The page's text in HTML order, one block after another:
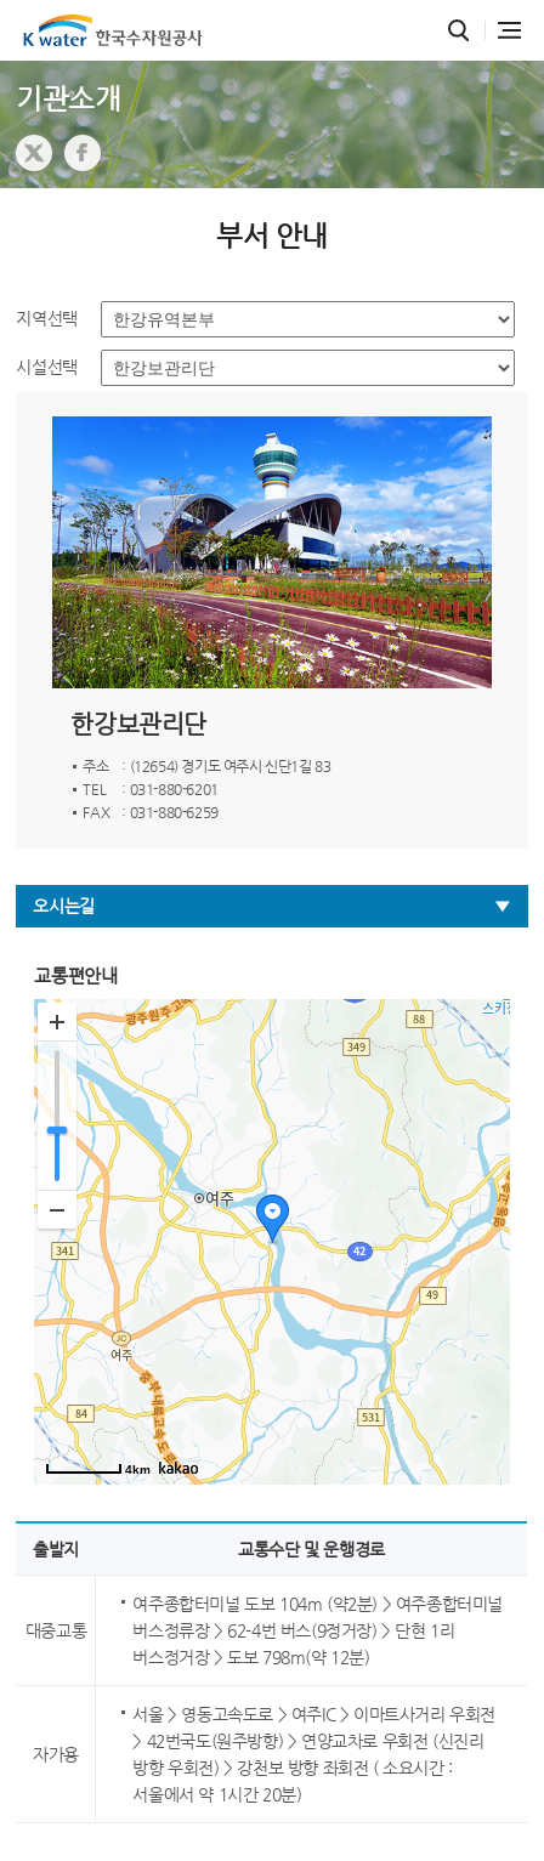
기관소개
부서 안내
지역선택
시설선택
한강보관리단
주소
: (12654) 경기도 여주시 신단1길 83
TEL
: 031-880-6201
FAX
: 031-880-6259
오시는길
교통편안내
4km
출발지 교통수단 및 운행경로
대중교통
여주종합터미널 도보 104m (약2분) > 여주종합터미널
버스정류장 > 62-4번 버스(9정거장) > 단현 1리
버스정거장 > 도보 798m(약 12분)
자가용
서울 > 영동고속도로 > 여주IC > 이마트사거리 우회전
> 42번국도(원주방향) > 연양교차로 우회전 (신진리
방향 우회전) > 강천보 방향 좌회전 ( 소요시간 :
서울에서 약 1시간 20분)